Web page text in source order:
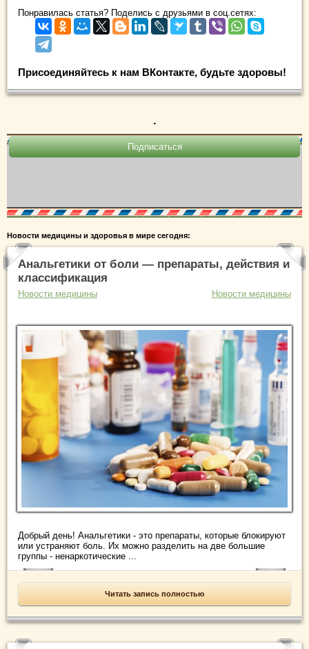
Понравилась статья? Поделись с друзьями в соц.сетях:
Присоединяйтесь к нам ВКонтакте, будьте здоровы!
.
Новости медицины и здоровья в мире сегодня:
Анальгетики от боли — препараты, действия и
классификация
Новости медицины Новости медицины
Добрый день! Анальгетики - это препараты, которые блокируют
или устраняют боль. Их можно разделить на две большие
группы - ненаркотические ...
Читать запись полностью